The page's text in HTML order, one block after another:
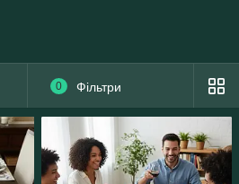
0 Фільтри